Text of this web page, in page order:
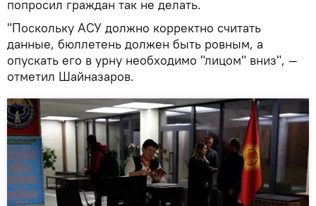
попросил граждан так не делать.
"Поскольку АСУ должно корректно считать
данные, бюллетень должен быть ровным, а
опускать его в урну необходимо "лицом" вниз", —
отметил Шайназаров.